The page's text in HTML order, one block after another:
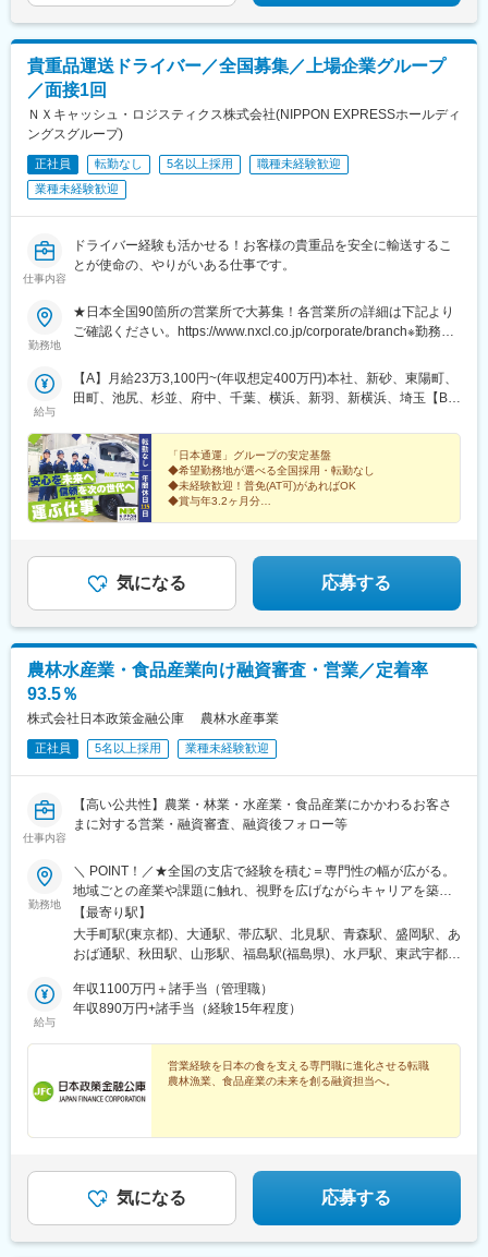
夕陽ケ丘駅、本町駅、扇町駅(大阪府)、中百舌鳥駅、江坂駅、泉大
津駅、枚方公園駅、久宝寺駅、貿易センター駅、手柄駅、大久保
駅(兵庫県)、甲子園口駅、竹田駅(京都府)、南草津駅、大和西大寺
駅、和歌山駅、湖山駅、後藤駅、松江駅、新西大寺町筋駅、大元
駅、東山・おかでんミュージアム駅、球場前駅(岡山県)、西原駅
(広島県)、修大協創中高前駅、東福山駅、西条駅(広島県)、矢原
駅、周防花岡駅、二軒屋駅、伏石駅、福音寺駅、宝永町駅、南小
倉駅、東比恵駅、赤坂駅(福岡県)、今宿駅、久留米大学前駅、福間
駅、九段下駅、都庁前駅、下赤塚駅、青井駅、立川駅、井の頭公
園駅、分倍河原駅、横浜駅、鹿島田駅、石上駅、北与野駅、南越
戸駅、大庭駅、米野駅、長沼駅(静岡県)、新浜松駅、江戸橋駅、あ
すなろう四日市駅、恵美須町駅、西大橋駅、南森町駅、八尾駅、
前駅、榴ケ岡駅、中野坂上駅、地下鉄成増駅、高島町駅、新千葉
駅、鬼越駅、名鉄名古屋駅、柚木駅(静岡鉄道線)、第一通り駅、心
市駅、平和公園駅、都通駅
貴重品運送ドライバー／全国募集／上場企業グループ
／面接1回
ＮＸキャッシュ・ロジスティクス株式会社(NIPPON EXPRESSホールディ
ングスグループ)
正社員 転勤なし 5名以上採用
職種未経験歓迎
業種未経験歓迎
仕事内容
ドライバー経験も活かせる！お客様の貴重品を安全に輸送するこ
とが使命の、やりがいある仕事です。
勤務地
★日本全国90箇所の営業所で大募集！各営業所の詳細は下記より
ご確認ください。https://www.nxcl.co.jp/corporate/branch※勤務地
カー通勤OK（拠点により異なる）
給与
【A】月給23万3,100円~(年収想定400万円)本社、新砂、東陽町、
田町、池尻、杉並、府中、千葉、横浜、新羽、新横浜、埼玉【B】
崎、南大阪、なんば、神戸、姫路、京都、大津【C】月給21万
5,100円~(年収想定370万円)甲府、水戸、群馬、宇都宮、新潟、長
岡、長野、上田、松本、札幌、仙台、三重、松阪市、静岡、沼
津、浜松、金沢、富山、福井、豊岡、広島、福岡【D】月給20万
8,200円~(年収想定360万円)函館、旭川、釧路、帯広、奈良、和歌
給20万1,200円~(年収想定350万円)青森、八戸、盛岡、秋田、山
形、福島、郡山、松江、浜田、鳥取、香川、松山、徳島、高知、
大分、長崎、熊本、宮崎、鹿児島、沖縄、八重山、宮古※これまで
の経験・スキルを考慮して決定します※月給は拠点により異なりま
す※各勤務地残業代は別途全額支給いたします
「日本通運」グループの安定基盤
◆希望勤務地が選べる全国採用・転勤なし
◆未経験歓迎！普免(AT可)があればOK
◆賞与年3.2ヶ月分
◆年間休日115日
気になる 応募する
農林水産業・食品産業向け融資審査・営業／定着率
93.5％
株式会社日本政策金融公庫 農林水産事業
正社員 5名以上採用 業種未経験歓迎
仕事内容
【高い公共性】農業・林業・水産業・食品産業にかかわるお客さ
まに対する営業・融資審査、融資後フォロー等
勤務地
＼ POINT！／★全国の支店で経験を積む＝専門性の幅が広がる。
地域ごとの産業や課題に触れ、視野を広げながらキャリアを築く
チャンス。その経験が“市場価値”になります。ライフステージに寄
り添う「転勤特例制度」も整っているので安心して働ける環境で
す。※転勤特例制度について詳しくは「待遇・福利厚生」欄にてご
レックスタイム制】本社（大手町）全国の支店（農林水産事業に
おいては沖縄県を除く各都道府県の県庁所在地の市。ただし、北
【最寄り駅】
大手町駅(東京都)、大通駅、帯広駅、北見駅、青森駅、盛岡駅、あ
おば通駅、秋田駅、山形駅、福島駅(福島県)、水戸駅、東武宇都宮
駅、日本大通り駅、甲府駅、電気ビル前駅、北鉄金沢駅、商工会
議所前駅、岐阜駅、日吉町駅、国際センター駅、津駅、大津駅、
駅、湯田温泉駅、阿波富田駅、高松築港駅、南堀端駅、堀詰駅、
博多駅、佐賀駅、長崎駅前駅、水道町駅、大分駅、宮崎駅、天文
駅(兵庫県)、新西大寺町筋駅、紙屋町西駅、徳島駅、高松駅(香川
県)、本町一丁目駅、はりまや橋駅、櫛田神社前駅、五島町駅、通
町筋駅、いづろ通駅、新日本橋駅、さっぽろ駅、仙台駅(地下鉄)、
新千葉駅、馬車道駅、桜橋駅(富山県)、赤十字前駅、新静岡駅、名
古屋駅、島ノ関駅、烏丸御池駅、大江橋駅、西元町駅、岡山駅前
給与
年収1100万円＋諸手当（管理職）
年収890万円+諸手当（経験15年程度）
営業経験を日本の食を支える専門職に進化させる転職
農林漁業、食品産業の未来を創る融資担当へ。
気になる 応募する